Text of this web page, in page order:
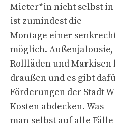
Mieter*in nicht selbst in
ist zumindest die
Montage einer
möglich. Außenjalousie,
Rollläden und Markisen
draußen und es gibt
Förderungen der Stadt
Kosten abdecken. Was
man selbst auf alle